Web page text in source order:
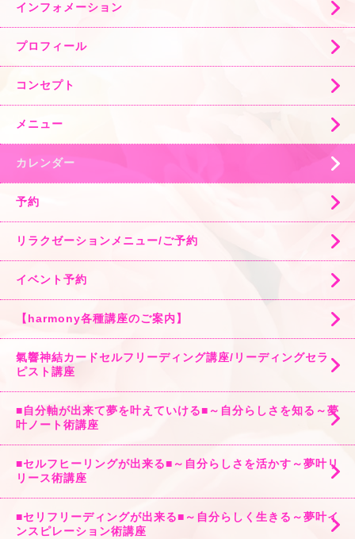
インフォメーション
プロフィール
コンセプト
メニュー
カレンダー
予約
リラクゼーションメニュー/ご予約
イベント予約
【harmony各種講座のご案内】
氣響神結カードセルフリーディング講座/リーディングセラ
ピスト講座
■自分軸が出来て夢を叶えていける■～自分らしさを知る～夢
叶ノート術講座
■セルフヒーリングが出来る■～自分らしさを活かす～夢叶リ
リース術講座
■セリフリーディングが出来る■～自分らしく生きる～夢叶イ
ンスピレーション術講座